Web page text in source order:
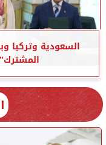
السعودية وتركيا